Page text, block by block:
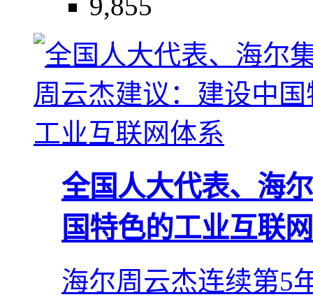
9,855
全国人大代表、海
国特色的工业互联
海尔周云杰连续第5